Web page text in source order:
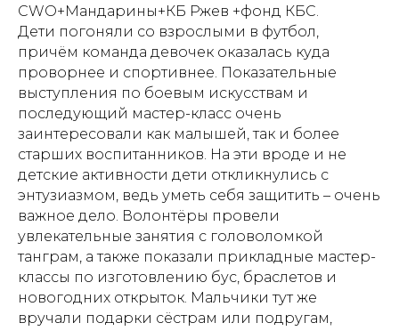
CWO+Мандарины+КБ Ржев +фонд КБС.
Дети погоняли со взрослыми в футбол,
причём команда девочек оказалась куда
проворнее и спортивнее. Показательные
выступления по боевым искусствам и
последующий мастер-класс очень
заинтересовали как малышей, так и более
старших воспитанников. На эти вроде и не
детские активности дети откликнулись с
энтузиазмом, ведь уметь себя защитить – очень
важное дело. Волонтёры провели
увлекательные занятия с головоломкой
танграм, а также показали прикладные мастер-
классы по изготовлению бус, браслетов и
новогодних открыток. Мальчики тут же
вручали подарки сёстрам или подругам,